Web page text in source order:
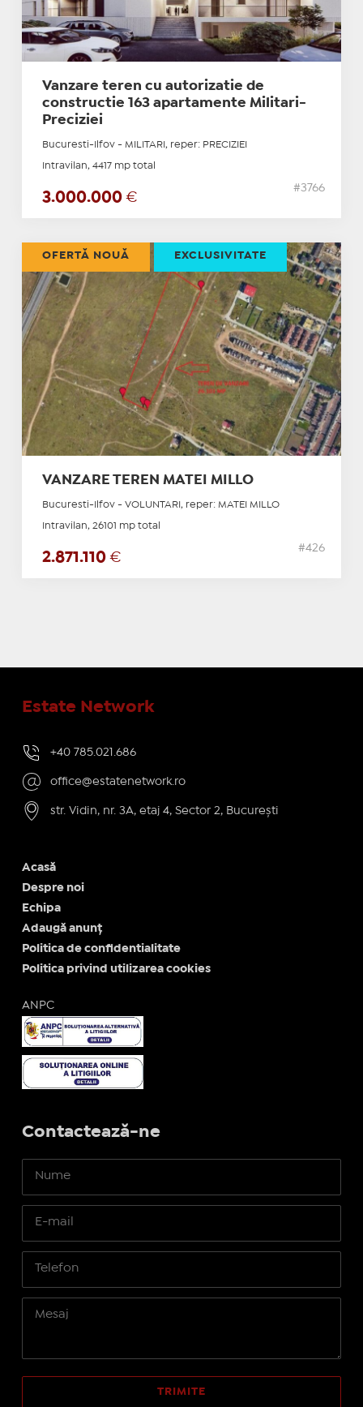
Vanzare teren cu autorizatie de
constructie 163 apartamente Militari-
Preciziei
Bucuresti-Ilfov - MILITARI, reper: PRECIZIEI
Intravilan, 4417 mp total
3.000.000 €
#3766
VANZARE TEREN MATEI MILLO
Bucuresti-Ilfov - VOLUNTARI, reper: MATEI MILLO
Intravilan, 26101 mp total
2.871.110 €
#426
OFERTĂ NOUĂ EXCLUSIVITATE
Estate Network
+40 785.021.686
office@estatenetwork.ro
str. Vidin, nr. 3A, etaj 4, Sector 2, București
Acasă
Despre noi
Echipa
Adaugă anunț
Politica de confidentialitate
Politica privind utilizarea cookies
ANPC
Contactează-ne